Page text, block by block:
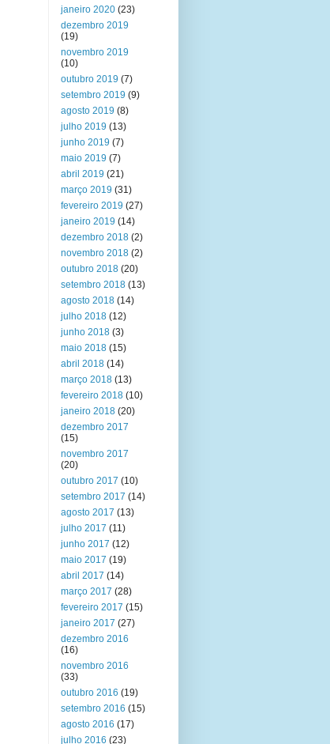
janeiro 2020 (23)
dezembro 2019
(19)
novembro 2019
(10)
outubro 2019 (7)
setembro 2019 (9)
agosto 2019 (8)
julho 2019 (13)
junho 2019 (7)
maio 2019 (7)
abril 2019 (21)
março 2019 (31)
fevereiro 2019 (27)
janeiro 2019 (14)
dezembro 2018 (2)
novembro 2018 (2)
outubro 2018 (20)
setembro 2018 (13)
agosto 2018 (14)
julho 2018 (12)
junho 2018 (3)
maio 2018 (15)
abril 2018 (14)
março 2018 (13)
fevereiro 2018 (10)
janeiro 2018 (20)
dezembro 2017
(15)
novembro 2017
(20)
outubro 2017 (10)
setembro 2017 (14)
agosto 2017 (13)
julho 2017 (11)
junho 2017 (12)
maio 2017 (19)
abril 2017 (14)
março 2017 (28)
fevereiro 2017 (15)
janeiro 2017 (27)
dezembro 2016
(16)
novembro 2016
(33)
outubro 2016 (19)
setembro 2016 (15)
agosto 2016 (17)
julho 2016 (23)